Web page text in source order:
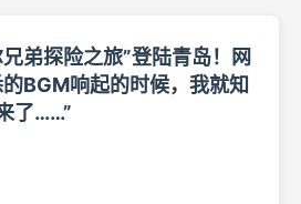
弟探险之旅”登陆青岛！网
BGM响起的时候，我就知
了……”